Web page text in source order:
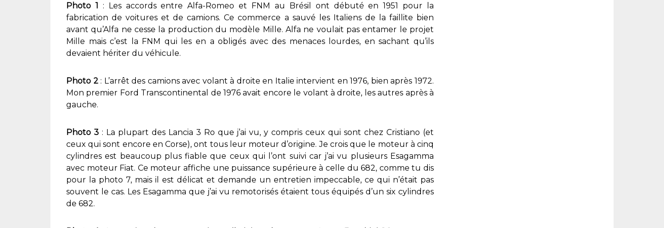
Photo 1 : Les accords entre Alfa-Romeo et FNM au Brésil ont débuté en 1951 pour la
fabrication de voitures et de camions. Ce commerce a sauvé les Italiens de la faillite bien
avant qu’Alfa ne cesse la production du modèle Mille. Alfa ne voulait pas entamer le projet
Mille mais c’est la FNM qui les en a obligés avec des menaces lourdes, en sachant qu’ils
devaient hériter du véhicule.
Photo 2: L’arrêt des camions avec volant à droite en Italie intervient en 1976, bien après 1972.
Mon premier Ford Transcontinental de 1976 avait encore le volant à droite, les autres après à
gauche.
Photo 3: La plupart des Lancia 3 Ro que j’ai vu, y compris ceux qui sont chez Cristiano (et
ceux qui sont encore en Corse), ont tous leur moteur d’origine. Je crois que le moteur à cinq
cylindres est beaucoup plus fiable que ceux qui l’ont suivi car j’ai vu plusieurs Esagamma
avec moteur Fiat. Ce moteur affiche une puissance supérieure à celle du 682, comme tu dis
pour la photo 7, mais il est délicat et demande un entretien impeccable, ce qui n’était pas
souvent le cas. Les Esagamma que j’ai vu remotorisés étaient tous équipés d’un six cylindres
de 682.